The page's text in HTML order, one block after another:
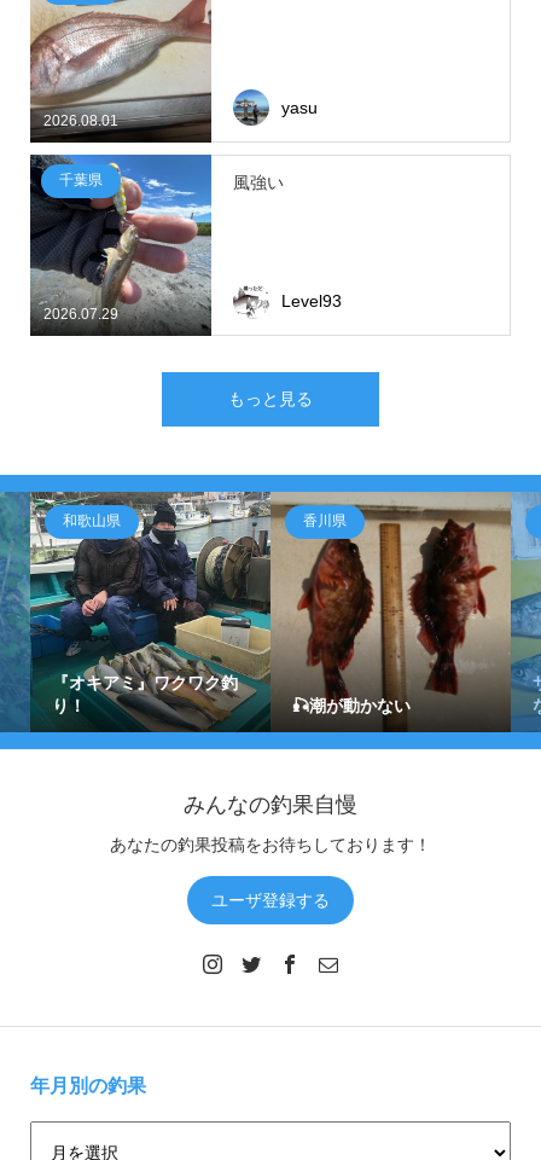
2026.08.01
yasu
2026.07.29
千葉県 風強い
Level93
もっと見る
和歌山県
『オキアミ』ワクワク釣
り！
香川県
🎣潮が動かない
みんなの釣果自慢
あなたの釣果投稿をお待ちしております！
ユーザ登録する
年月別の釣果